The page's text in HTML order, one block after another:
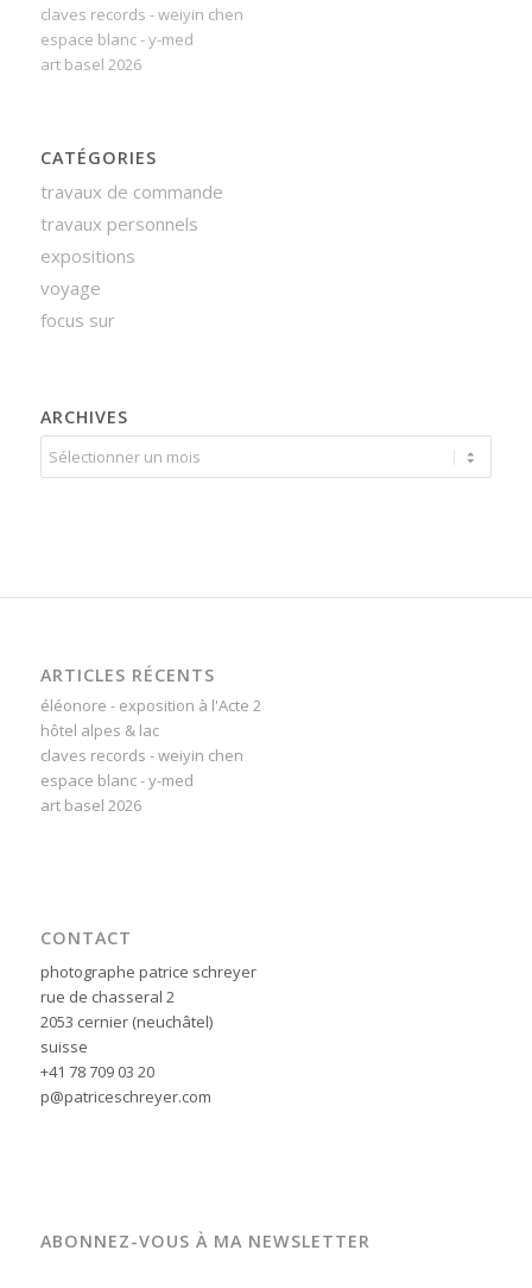
claves records - weiyin chen
espace blanc - y-med
art basel 2026
CATÉGORIES
travaux de commande
travaux personnels
expositions
voyage
focus sur
ARCHIVES
ARTICLES RÉCENTS
éléonore - exposition à l'Acte 2
hôtel alpes & lac
claves records - weiyin chen
espace blanc - y-med
art basel 2026
CONTACT
photographe patrice schreyer
rue de chasseral 2
2053 cernier (neuchâtel)
suisse
+41 78 709 03 20
p@patriceschreyer.com
ABONNEZ-VOUS À MA NEWSLETTER